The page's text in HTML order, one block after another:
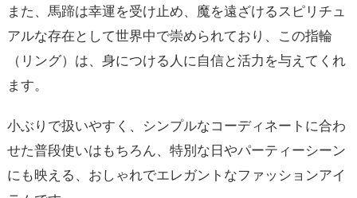
また、馬蹄は幸運を受け止め、魔を遠ざけるスピリチュ
アルな存在として世界中で崇められており、この指輪
（リング）は、身につける人に自信と活力を与えてくれ
ます。
小ぶりで扱いやすく、シンプルなコーディネートに合わ
せた普段使いはもちろん、特別な日やパーティーシーン
にも映える、おしゃれでエレガントなファッションアイ